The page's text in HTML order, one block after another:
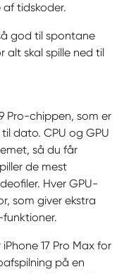
af tidskoder.
god til spontane
alt skal spille ned til
Pro-chippen, som er
dato. CPU og GPU
så du får
de mest
Hver GPU-
som giver ekstra
17 Pro Max for
på en